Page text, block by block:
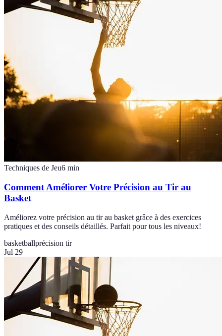
Techniques de Jeu6 min
Comment Améliorer Votre Précision au Tir au
Basket
Améliorez votre précision au tir au basket grâce à des exercices
pratiques et des conseils détaillés. Parfait pour tous les niveaux!
basketballprécision tir
Jul 29